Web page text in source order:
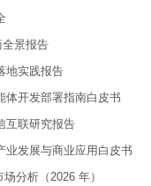
景报告
地实践报告
体开发部署指南白皮书
互联研究报告
业发展与商业应用白皮书
分析（2026 年）